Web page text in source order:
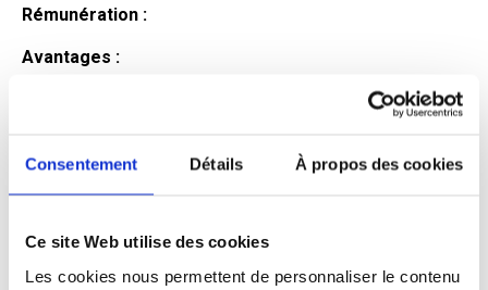
Consentement Détails À propos des cookies
Ce site Web utilise des cookies
Les cookies nous permettent de personnaliser le contenu
Rémunération :
Avantages :
candidat